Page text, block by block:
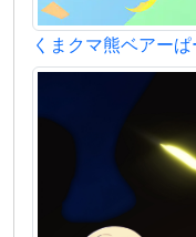
くまクマ熊ベアーぱ